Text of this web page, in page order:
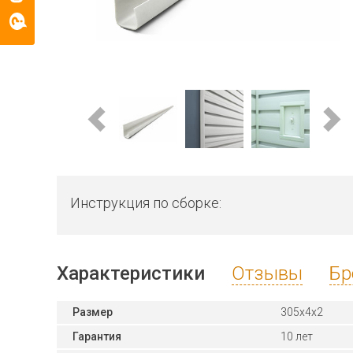
Инструкция по сборке:
Характеристики Отзывы
Размер
305x4x2
Гарантия
10 лет